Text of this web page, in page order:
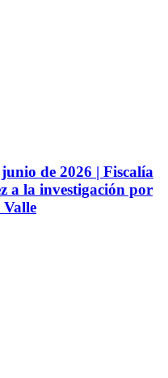
de 2026 | Fiscalía
a la investigación por
Valle